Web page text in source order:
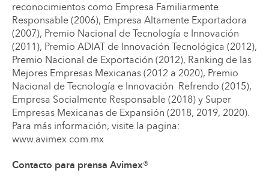
reconocimientos como Empresa Familiarmente
Responsable (2006), Empresa Altamente Exportadora
(2007), Premio Nacional de Tecnología e Innovación
(2011), Premio ADIAT de Innovación Tecnológica (2012),
Premio Nacional de Exportación (2012), Ranking de las
Mejores Empresas Mexicanas (2012 a 2020), Premio
Nacional de Tecnología e Innovación Refrendo (2015),
Empresa Socialmente Responsable (2018) y Super
Empresas Mexicanas de Expansión (2018, 2019, 2020).
Para más información, visite la pagina:
www.avimex.com.mx
Contacto para prensa Avimex®